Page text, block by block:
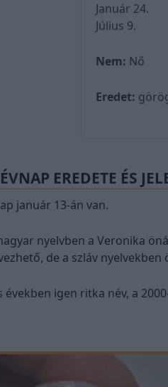
Január 24.
Július 9.
Nem: Nő
Eredet:
EREDETE ÉS
január 13-án van.
nyelvben a Veronika
de a szláv
években igen ritka név, a